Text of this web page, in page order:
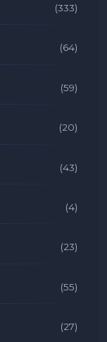
(333)
(64)
(59)
(20)
(43)
(4)
(23)
(55)
(27)